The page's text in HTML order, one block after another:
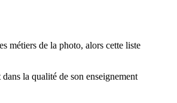
métiers de la photo, alors cette liste
la qualité de son enseignement